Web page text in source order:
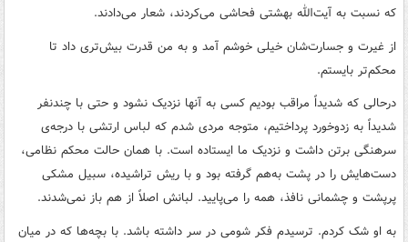
که نسبت به آیت‌الله بهشتی فحاشی می‌کردند، شعار می‌دادند.
از غیرت و جسارت‌شان خیلی خوشم آمد و به من قدرت بیش‌تری داد تا
محکم‌تر بایستم.
درحالی که شدیداً مراقب بودیم کسی به آنها نزدیک نشود و حتی با چندنفر
شدیداً به زدوخورد پرداختیم، متوجه مردی شدم که لباس ارتشی با درجه‌ی
سرهنگی برتن داشت و نزدیک ما ایستاده است. با همان حالت محکم نظامی،
دست‌هایش را در پشت به‌هم گرفته بود و با ریش تراشیده، سبیل مشکی
پرپشت و چشمانی نافذ، همه را می‌پایید. لبانش اصلاً از هم باز نمی‌شدند.
به او شک کردم. ترسیدم فکر شومی ‌در سر داشته باشد. با بچه‌ها که در میان